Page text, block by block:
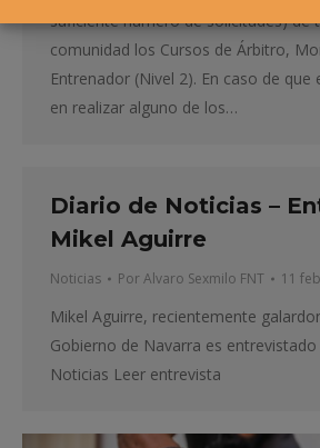
suficiente número de solicitudes) de
comunidad los Cursos de Árbitro,
Entrenador (Nivel 2). En caso de que
en realizar alguno de los…
Diario de Noticias –
Mikel Aguirre
Noticias PorAlvaro Sexmilo FNT 11
Mikel Aguirre, recientemente
Gobierno de Navarra es
Noticias Leer entrevista